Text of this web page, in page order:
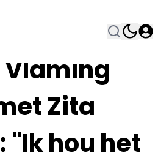
Vlaming
Zita
"Ik hou het